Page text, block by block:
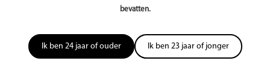
bevatten.
Ik ben 24 jaar of ouder Ik ben 23 jaar of jonger